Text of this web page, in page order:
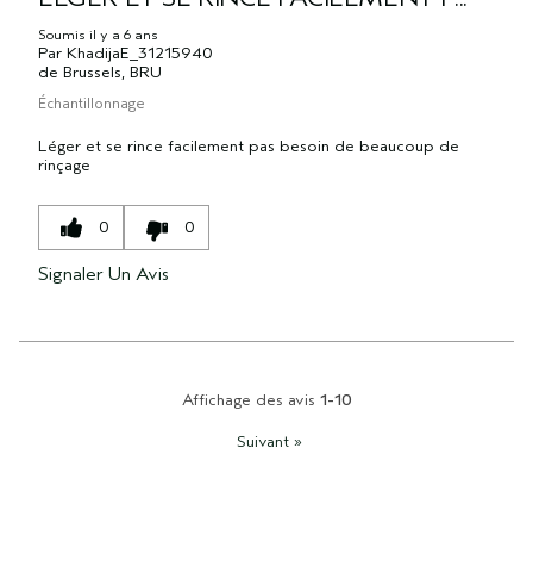
Soumis il y a 6 ans
Par KhadijaE_31215940
de Brussels, BRU
Échantillonnage
Léger et se rince facilement pas besoin de beaucoup de
rinçage
0 0
Signaler Un Avis
Affichage des avis 1-10
Suivant »